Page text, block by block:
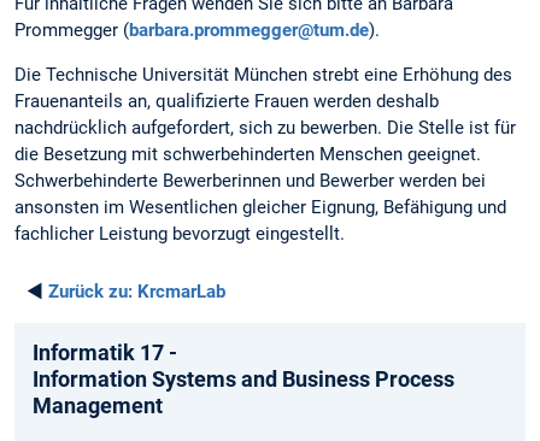
Prommegger (barbara.prommegger@tum.de).
Die Technische Universität München strebt eine Erhöhung des
Frauenanteils an, qualifizierte Frauen werden deshalb
nachdrücklich aufgefordert, sich zu bewerben. Die Stelle ist für
die Besetzung mit schwerbehinderten Menschen geeignet.
Schwerbehinderte Bewerberinnen und Bewerber werden bei
ansonsten im Wesentlichen gleicher Eignung, Befähigung und
fachlicher Leistung bevorzugt eingestellt.
◄ Zurück zu: KrcmarLab
Informatik 17 -
Information Systems and Business Process
Management